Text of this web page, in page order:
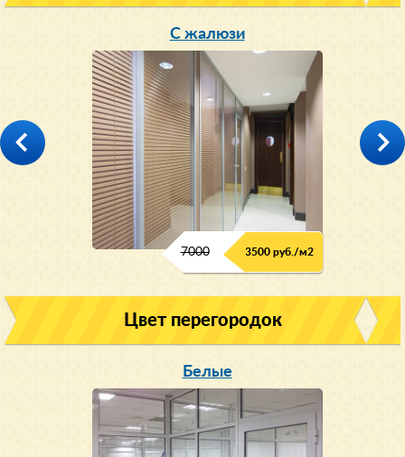
С жалюзи
7000 3500 руб./м2
Цвет перегородок
Белые